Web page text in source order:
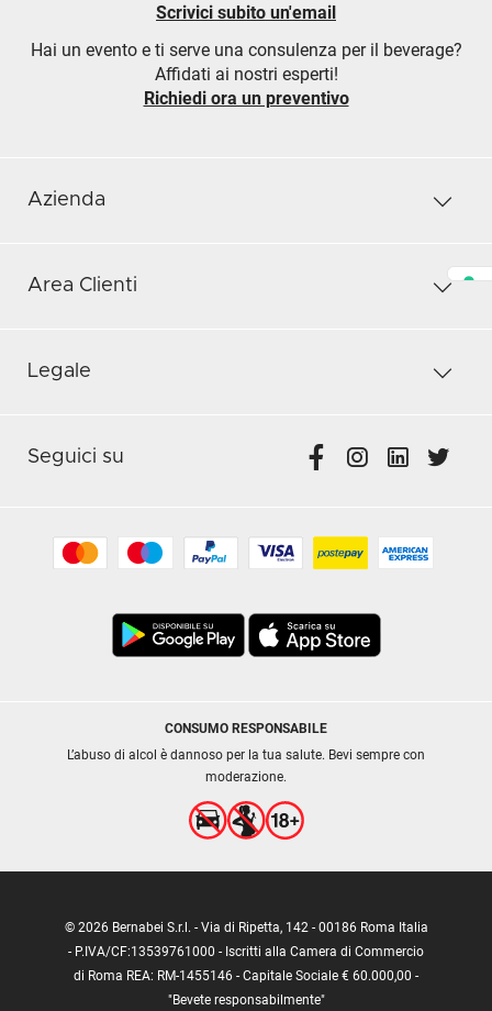
Scrivici subito un'email
Hai un evento e ti serve una consulenza per il beverage?
Affidati ai nostri esperti!
Richiedi ora un preventivo
Azienda
Area Clienti
Legale
Seguici su
CONSUMO RESPONSABILE
L’abuso di alcol è dannoso per la tua salute. Bevi sempre con
moderazione.
© 2026 Bernabei S.r.l. - Via di Ripetta, 142 - 00186 Roma Italia
- P.IVA/CF:13539761000 - Iscritti alla Camera di Commercio
di Roma REA: RM-1455146 - Capitale Sociale € 60.000,00 -
"Bevete responsabilmente"